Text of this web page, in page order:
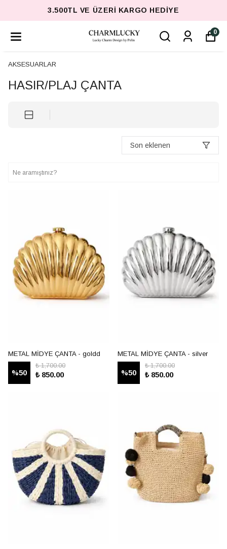
3.500TL VE ÜZERI KARGO HEDIYE
0
AKSESUARLAR
HASIR/PLAJ ÇANTA
Son eklenen
METAL MİDYE ÇANTA - goldd
%50
₺ 1,700.00
₺ 850.00
METAL MİDYE ÇANTA - silver
%50
₺ 1,700.00
₺ 850.00